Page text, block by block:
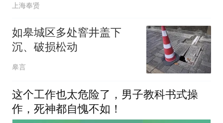
上海奉贤
如皋城区多处窨井盖下
沉、破损松动
皋言
这个工作也太危险了，男子教科书式操
作，死神都自愧不如！